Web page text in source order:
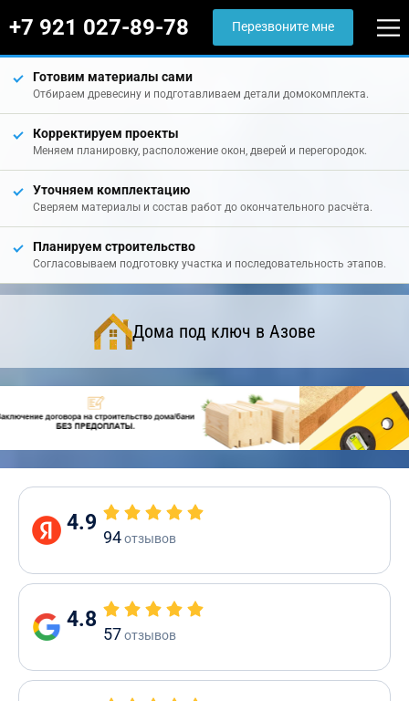
+7 921 027-89-78 Перезвоните мне
Готовим материалы сами
Отбираем древесину и подготавливаем детали домокомплекта.
Корректируем проекты
Меняем планировку, расположение окон, дверей и перегородок.
Уточняем комплектацию
Сверяем материалы и состав работ до окончательного расчёта.
Планируем строительство
Согласовываем подготовку участка и последовательность этапов.
Дома под ключ в Азове
4.9
94отзывов
4.8
57отзывов